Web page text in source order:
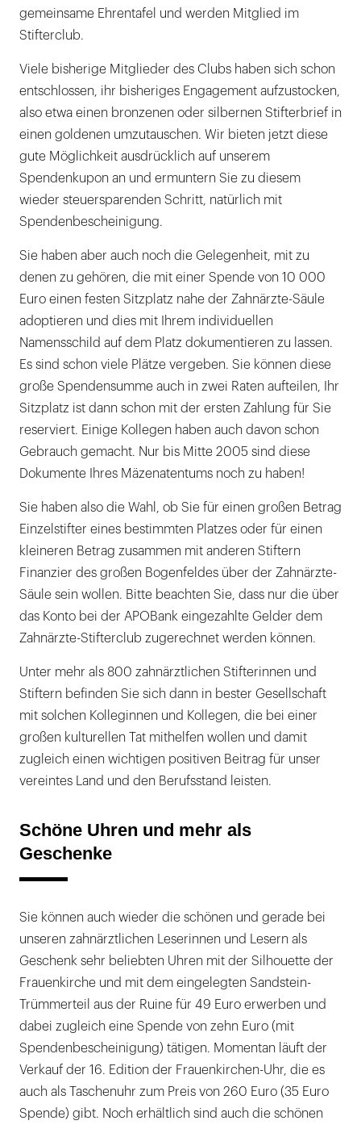
gemeinsame Ehrentafel und werden Mitglied im
Stifterclub.
Viele bisherige Mitglieder des Clubs haben sich schon
entschlossen, ihr bisheriges Engagement aufzustocken,
also etwa einen bronzenen oder silbernen Stifterbrief in
einen goldenen umzutauschen. Wir bieten jetzt diese
gute Möglichkeit ausdrücklich auf unserem
Spendenkupon an und ermuntern Sie zu diesem
wieder steuersparenden Schritt, natürlich mit
Spendenbescheinigung.
Sie haben aber auch noch die Gelegenheit, mit zu
denen zu gehören, die mit einer Spende von 10 000
Euro einen festen Sitzplatz nahe der Zahnärzte-Säule
adoptieren und dies mit Ihrem individuellen
Namensschild auf dem Platz dokumentieren zu lassen.
Es sind schon viele Plätze vergeben. Sie können diese
große Spendensumme auch in zwei Raten aufteilen, Ihr
Sitzplatz ist dann schon mit der ersten Zahlung für Sie
reserviert. Einige Kollegen haben auch davon schon
Gebrauch gemacht. Nur bis Mitte 2005 sind diese
Dokumente Ihres Mäzenatentums noch zu haben!
Sie haben also die Wahl, ob Sie für einen großen Betrag
Einzelstifter eines bestimmten Platzes oder für einen
kleineren Betrag zusammen mit anderen Stiftern
Finanzier des großen Bogenfeldes über der Zahnärzte-
Säule sein wollen. Bitte beachten Sie, dass nur die über
das Konto bei der APOBank eingezahlte Gelder dem
Zahnärzte-Stifterclub zugerechnet werden können.
Unter mehr als 800 zahnärztlichen Stifterinnen und
Stiftern befinden Sie sich dann in bester Gesellschaft
mit solchen Kolleginnen und Kollegen, die bei einer
großen kulturellen Tat mithelfen wollen und damit
zugleich einen wichtigen positiven Beitrag für unser
vereintes Land und den Berufsstand leisten.
Schöne Uhren und mehr als
Geschenke
Sie können auch wieder die schönen und gerade bei
unseren zahnärztlichen Leserinnen und Lesern als
Geschenk sehr beliebten Uhren mit der Silhouette der
Frauenkirche und mit dem eingelegten Sandstein-
Trümmerteil aus der Ruine für 49 Euro erwerben und
dabei zugleich eine Spende von zehn Euro (mit
Spendenbescheinigung) tätigen. Momentan läuft der
Verkauf der 16. Edition der Frauenkirchen-Uhr, die es
auch als Taschenuhr zum Preis von 260 Euro (35 Euro
Spende) gibt. Noch erhältlich sind auch die schönen